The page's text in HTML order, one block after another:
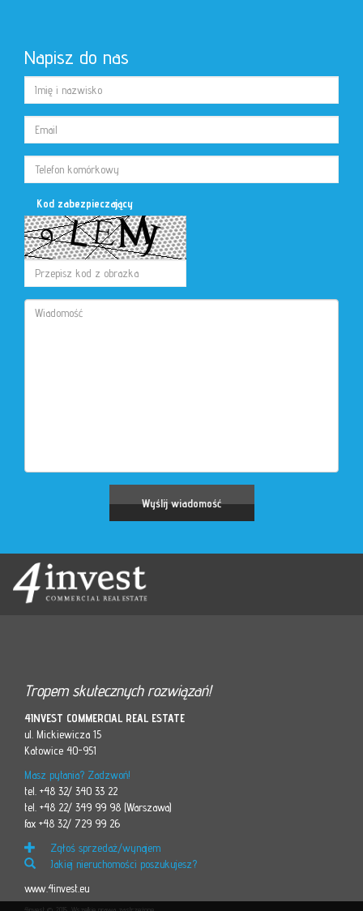
Napisz do nas
Kod zabezpieczający
Tropem skutecznych rozwiązań!
4INVEST COMMERCIAL REAL ESTATE
ul. Mickiewicza 15
Katowice 40-951
Masz pytania? Zadzwoń!
tel. +48 32/ 340 33 22
tel. +48 22/ 349 99 98 (Warszawa)
fax +48 32/ 729 99 26
Zgłoś sprzedaż/wynajem
Jakiej nieruchomości poszukujesz?
www.4invest.eu